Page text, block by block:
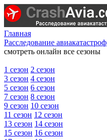
Главная
Расследование авиакатастроф
смотреть онлайн все сезоны
1 сезон 2 сезон
3 сезон 4 сезон
5 сезон 6 сезон
7 сезон 8 сезон
9 сезон 10 сезон
11 сезон 12 сезон
13 сезон 14 сезон
15 сезон 16 сезон